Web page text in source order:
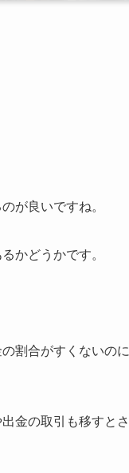
が良いですね。
かどうかです。
割合がすくないの
金の取引も移すとさ